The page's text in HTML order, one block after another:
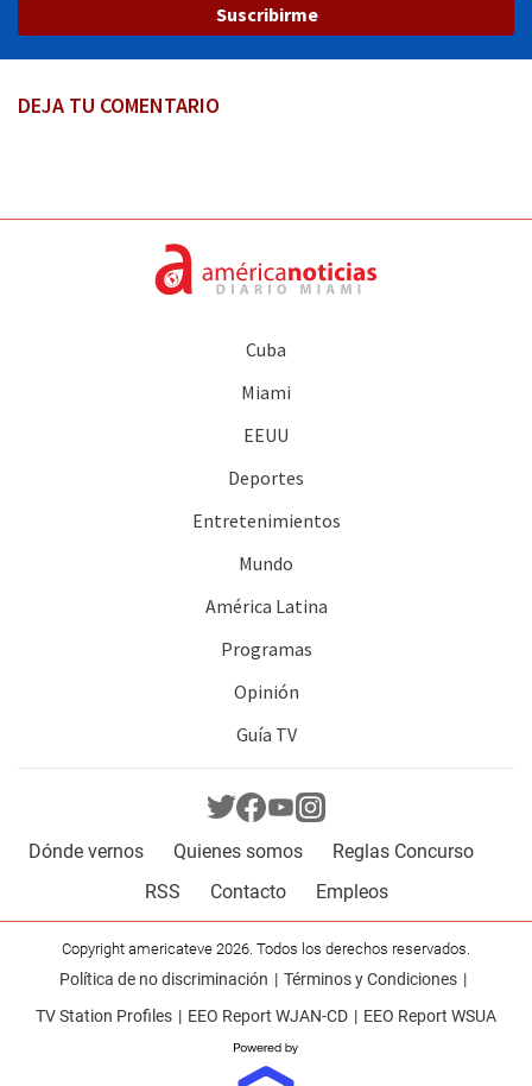
Suscribirme
DEJA TU COMENTARIO
Cuba
Miami
EEUU
Deportes
Entretenimientos
Mundo
América Latina
Programas
Opinión
Guía TV
Dónde vernos Quienes somos
Reglas Concurso
RSS
Contacto Empleos
Copyright americateve 2026. Todos los derechos reservados.
Política de no discriminación
Términos y Condiciones
TV Station Profiles
EEO Report WJAN-CD EEO Report WSUA